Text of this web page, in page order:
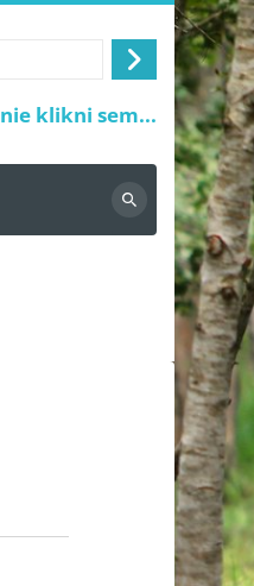
Prihlásiť
klikni sem...
Vyhľadávanie